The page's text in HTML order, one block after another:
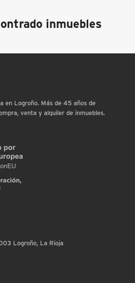
inmuebles
en Logroño. Más de 45 años de
venta y alquiler de inmuebles.
Logroño, La Rioja